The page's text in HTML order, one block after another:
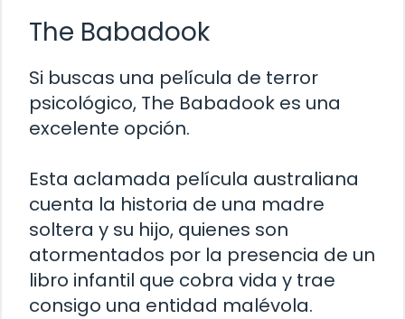
The Babadook
Si buscas una película de terror
psicológico, The Babadook es una
excelente opción.
Esta aclamada película australiana
cuenta la historia de una madre
soltera y su hijo, quienes son
atormentados por la presencia de un
libro infantil que cobra vida y trae
consigo una entidad malévola.